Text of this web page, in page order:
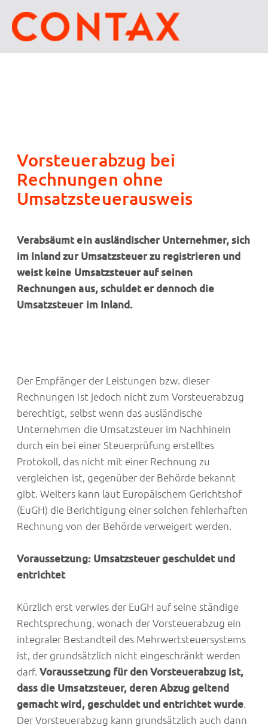
Vorsteuerabzug bei
Rechnungen ohne
Umsatzsteuerausweis
Verabsäumt ein ausländischer Unternehmer, sich
im Inland zur Umsatzsteuer zu registrieren und
weist keine Umsatzsteuer auf seinen
Rechnungen aus, schuldet er dennoch die
Umsatzsteuer im Inland.
Der Empfänger der Leistungen bzw. dieser
Rechnungen ist jedoch nicht zum Vorsteuerabzug
berechtigt, selbst wenn das ausländische
Unternehmen die Umsatzsteuer im Nachhinein
durch ein bei einer Steuerprüfung erstelltes
Protokoll, das nicht mit einer Rechnung zu
vergleichen ist, gegenüber der Behörde bekannt
gibt. Weiters kann laut Europäischem Gerichtshof
(EuGH) die Berichtigung einer solchen fehlerhaften
Rechnung von der Behörde verweigert werden.
Voraussetzung: Umsatzsteuer geschuldet und
entrichtet
Kürzlich erst verwies der EuGH auf seine ständige
Rechtsprechung, wonach der Vorsteuerabzug ein
integraler Bestandteil des Mehrwertsteuersystems
ist, der grundsätzlich nicht eingeschränkt werden
darf.Voraussetzung für den Vorsteuerabzug ist,
dass die Umsatzsteuer, deren Abzug geltend
gemacht wird, geschuldet und entrichtet wurde.
Der Vorsteuerabzug kann grundsätzlich auch dann